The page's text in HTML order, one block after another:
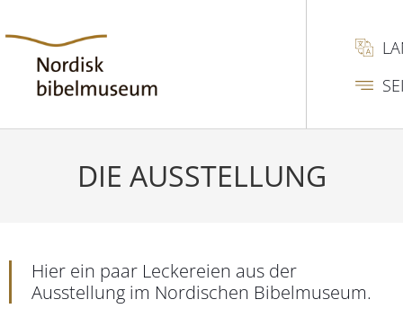
DIE AUSSTELLUNG
Hier ein paar Leckereien aus der
Ausstellung im Nordischen Bibelmuseum.